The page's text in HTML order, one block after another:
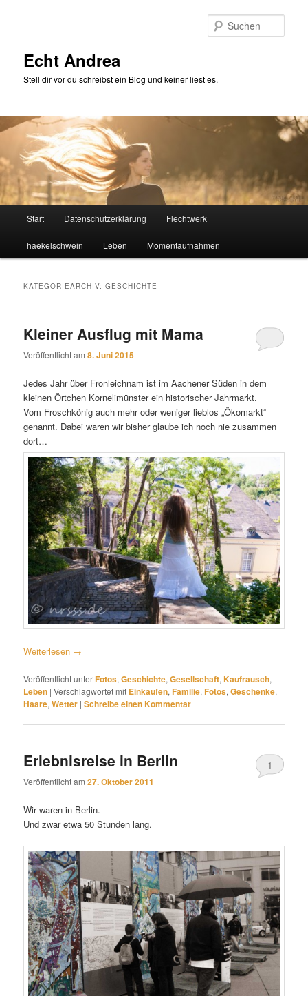
Echt Andrea
Stell dir vor du schreibst ein Blog und keiner liest es.
Start Datenschutzerklärung Flechtwerk
haekelschwein Leben Momentaufnahmen
KATEGORIEARCHIV:GESCHICHTE
Kleiner Ausflug mit Mama
Veröffentlicht am8. Juni 2015
Jedes Jahr über Fronleichnam ist im Aachener Süden in dem
kleinen Örtchen Kornelimünster ein historischer Jahrmarkt.
Vom Froschkönig auch mehr oder weniger lieblos „Ökomarkt“
genannt. Dabei waren wir bisher glaube ich noch nie zusammen
dort…
Weiterlesen →
Veröffentlicht unterFotos,Geschichte,Gesellschaft,Kaufrausch,
Leben |Verschlagwortet mit Einkaufen,Familie,Fotos,Geschenke,
Haare,Wetter |Schreibe einen Kommentar
Erlebnisreise in Berlin
Veröffentlicht am27. Oktober 2011
1
Wir waren in Berlin.
Und zwar etwa 50 Stunden lang.